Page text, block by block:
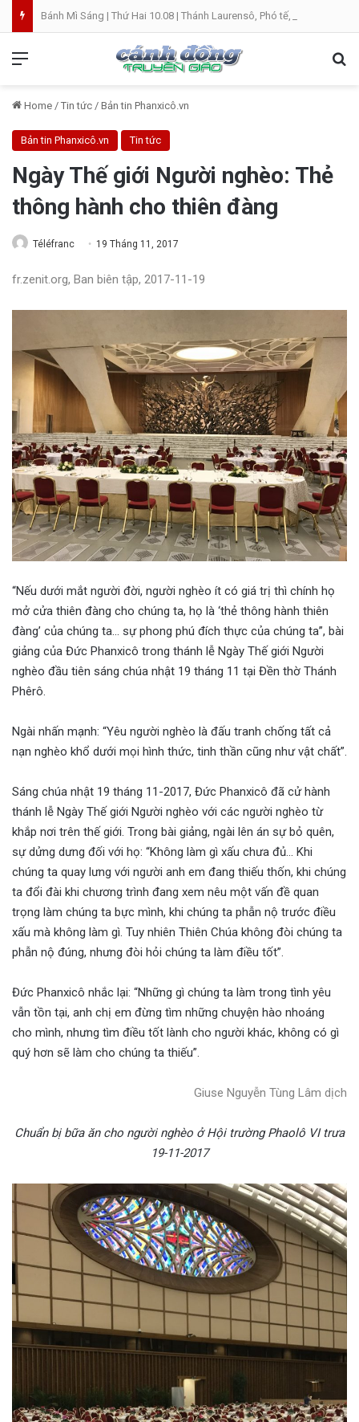
Bánh Mì Sáng | Thứ Hai 10.08 | Thánh Laurensô, Phó tế, tử đạo
Home / Tin tức / Bản tin Phanxicô.vn
Bản tin Phanxicô.vn Tin tức
Ngày Thế giới Người nghèo: Thẻ
thông hành cho thiên đàng
Téléfranc 19 Tháng 11, 2017
fr.zenit.org, Ban biên tập, 2017-11-19
“Nếu dưới mắt người đời, người nghèo ít có giá trị thì chính họ
mở cửa thiên đàng cho chúng ta, họ là ‘thẻ thông hành thiên
đàng’ của chúng ta… sự phong phú đích thực của chúng ta”, bài
giảng của Đức Phanxicô trong thánh lễ Ngày Thế giới Người
nghèo đầu tiên sáng chúa nhật 19 tháng 11 tại Đền thờ Thánh
Phêrô.
Ngài nhấn mạnh: “Yêu người nghèo là đấu tranh chống tất cả
nạn nghèo khổ dưới mọi hình thức, tinh thần cũng như vật chất”.
Sáng chúa nhật 19 tháng 11-2017, Đức Phanxicô đã cử hành
thánh lễ Ngày Thế giới Người nghèo với các người nghèo từ
khắp nơi trên thế giới. Trong bài giảng, ngài lên án sự bỏ quên,
sự dửng dưng đối với họ: “Không làm gì xấu chưa đủ… Khi
chúng ta quay lưng với người anh em đang thiếu thốn, khi chúng
ta đổi đài khi chương trình đang xem nêu một vấn đề quan
trọng làm chúng ta bực mình, khi chúng ta phẫn nộ trước điều
xấu mà không làm gì. Tuy nhiên Thiên Chúa không đòi chúng ta
phẫn nộ đúng, nhưng đòi hỏi chúng ta làm điều tốt”.
Đức Phanxicô nhắc lại: “Những gì chúng ta làm trong tình yêu
vẫn tồn tại, anh chị em đừng tìm những chuyện hào nhoáng
cho mình, nhưng tìm điều tốt lành cho người khác, không có gì
quý hơn sẽ làm cho chúng ta thiếu”.
Giuse Nguyễn Tùng Lâm dịch
Chuẩn bị bữa ăn cho người nghèo ở Hội trường Phaolô VI trưa
19-11-2017